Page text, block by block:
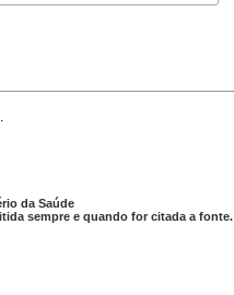
da Saúde
sempre e quando for citada a fonte.